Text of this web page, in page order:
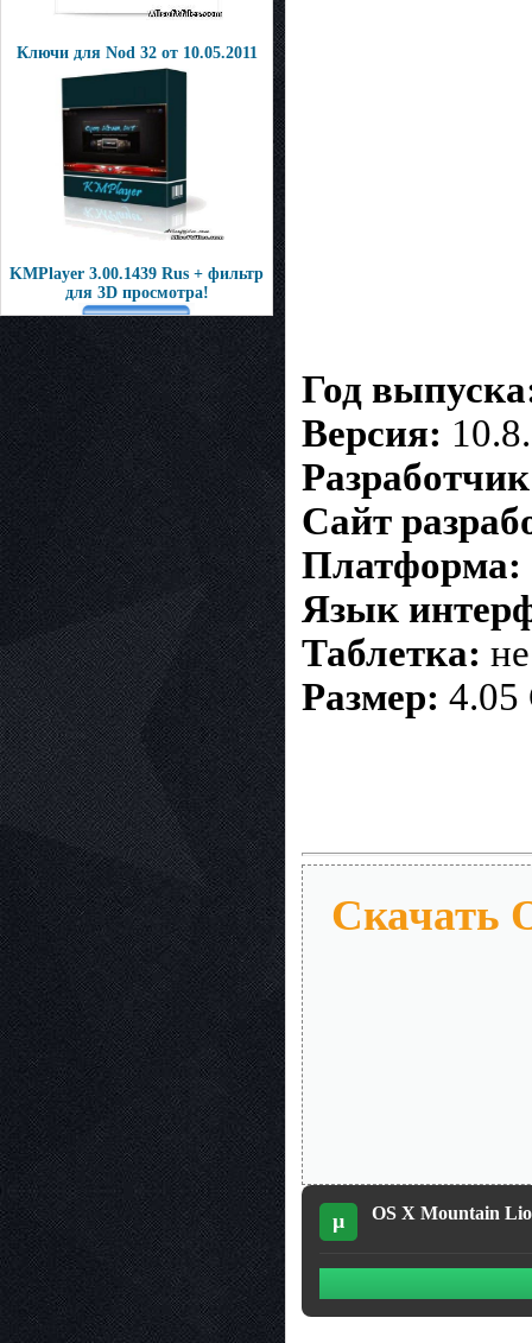
Ключи для Nod 32 от 10.05.2011
KMPlayer 3.00.1439 Rus + фильтр
для 3D просмотра!
Год
Версия:
Сайт
Платформа:
Язык
Таблетка:
Размер: 4.05
Скачать
µ OS X Mountain